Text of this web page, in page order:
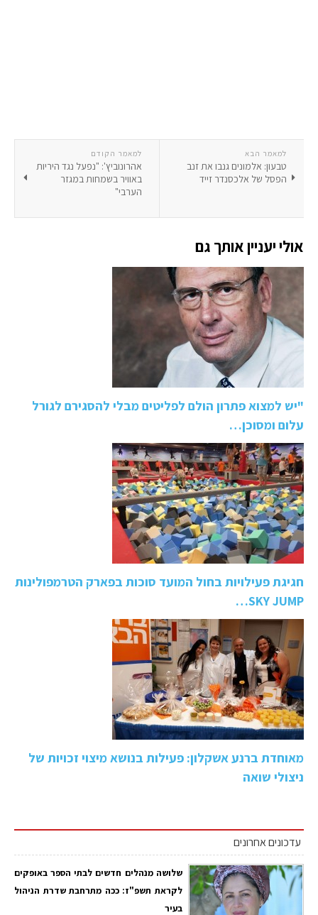
למאמר הקודם
אהרונוביץ': "נפעל נגד היריות
באוויר בשמחות במגזר
הערבי"
למאמר הבא
טבעון: אלמונים גנבו את זנב
הפסל של אלכסנדר זייד
אולי יעניין אותך גם
"יש למצוא פתרון הולם לפליטים מבלי להסגירם לגורל
עלום ומסוכן…
חגיגת פעילויות בחול המועד סוכות בפארק הטרמפולינות
SKY JUMP…
מאוחדת ברנע אשקלון: פעילות בנושא מיצוי זכויות של
ניצולי שואה
עדכונים אחרונים
שלושה מנהלים חדשים לבתי הספר באופקים
לקראת תשפ"ז: ככה מתרחבת שדרת הניהול
בעיר